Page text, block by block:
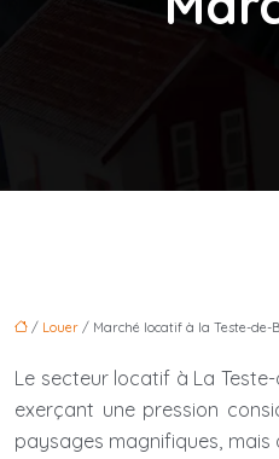
/ Louer / Marché locatif à la Teste-de-
Le secteur locatif à La
exerçant une pression
paysages magnifiques,